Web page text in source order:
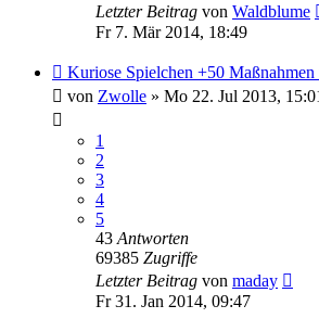
Letzter Beitrag von Waldblume
Fr 7. Mär 2014, 18:49
Kuriose Spielchen +50 Maßnahmen
von Zwolle » Mo 22. Jul 2013,
1
2
3
4
5
43Antworten
69385 Zugriffe
Letzter Beitrag von maday
Fr 31. Jan 2014, 09:47